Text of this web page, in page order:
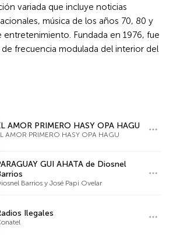
variada que incluye noticias
música de los años 70, 80 y
entretenimiento. Fundada en 1976, fue
frecuencia modulada del interior del
AMOR PRIMERO HASY OPA HAGU
AMOR PRIMERO HASY OPA HAGU
GUI AHATA de Diosnel
Barrios y José Papi Ovelar
Ilegales